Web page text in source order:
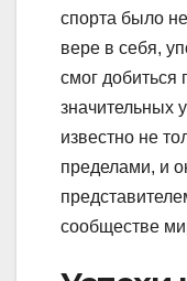
спорта было
вере в себя,
смог добиться
значительных
известно не
пределами, и
сообществе